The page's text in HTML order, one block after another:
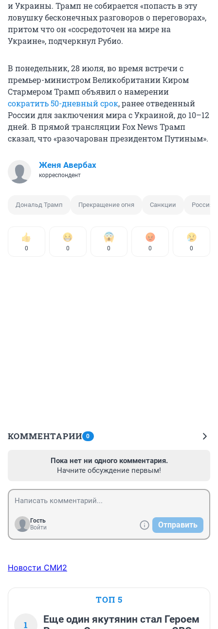
и Украины. Трамп не собирается «попасть в эту
ловушку бесконечных разговоров о переговорах»,
притом что он «сосредоточен на мире на
Украине», подчеркнул Рубио.
В понедельник, 28 июля, во время встречи с
премьер-министром Великобритании Киром
Стармером Трамп объявил о намерении
сократить 50-дневный срок, ранее отведенный
России для заключения мира с Украиной, до 10–12
дней. В прямой трансляции Fox News Трамп
сказал, что «разочарован президентом Путиным».
Женя Авербах
корреспондент
Дональд Трамп Прекращение огня Санкции Россия
0 0 0 0 0
КОММЕНТАРИИ 0
Пока нет ни одного комментария.
Начните обсуждение первым!
Гость
Войти
Отправить
Новости СМИ2
ТОП 5
1
Еще один якутянин стал Героем